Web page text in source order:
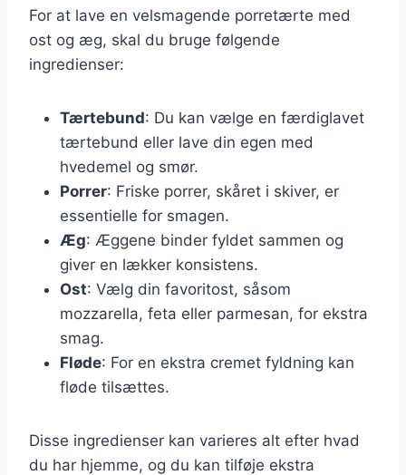
For at lave en velsmagende porretærte med
ost og æg, skal du bruge følgende
ingredienser:
Tærtebund: Du kan vælge en færdiglavet
tærtebund eller lave din egen med
hvedemel og smør.
Porrer: Friske porrer, skåret i skiver, er
essentielle for smagen.
Æg: Æggene binder fyldet sammen og
giver en lækker konsistens.
Ost: Vælg din favoritost, såsom
mozzarella, feta eller parmesan, for ekstra
smag.
Fløde: For en ekstra cremet fyldning kan
fløde tilsættes.
Disse ingredienser kan varieres alt efter hvad
du har hjemme, og du kan tilføje ekstra